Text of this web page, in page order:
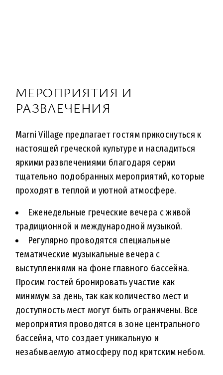
МЕРОПРИЯТИЯ И
РАЗВЛЕЧЕНИЯ
Marni Village предлагает гостям прикоснуться к
настоящей греческой культуре и насладиться
яркими развлечениями благодаря серии
тщательно подобранных мероприятий, которые
проходят в теплой и уютной атмосфере.
Еженедельные греческие вечера с живой
традиционной и международной музыкой.
Регулярно проводятся специальные
тематические музыкальные вечера с
выступлениями на фоне главного бассейна.
Просим гостей бронировать участие как
минимум за день, так как количество мест и
доступность мест могут быть ограничены. Все
мероприятия проводятся в зоне центрального
бассейна, что создает уникальную и
незабываемую атмосферу под критским небом.